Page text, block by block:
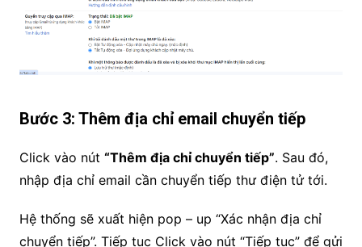
Bước 3: Thêm địa chỉ email chuyển tiếp
Click vào nút “Thêm địa chỉ chuyển tiếp”. Sau đó,
nhập địa chỉ email cần chuyển tiếp thư điện tử tới.
Hệ thống sẽ xuất hiện pop – up “Xác nhận địa chỉ
chuyển tiếp”. Tiếp tục Click vào nút “Tiếp tục” để gửi